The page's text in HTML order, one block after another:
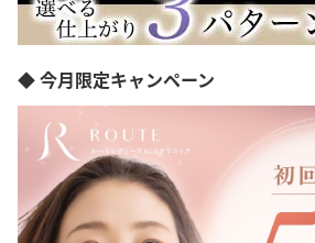
◆ 今月限定キャンペーン